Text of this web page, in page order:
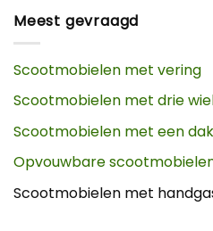
Meest gevraagd
Scootmobielen met vering
Scootmobielen met drie
Scootmobielen met een dak
Opvouwbare
Scootmobielen met